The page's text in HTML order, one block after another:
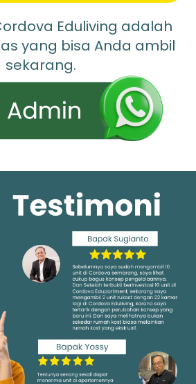
Eduliving adalah
yang bisa Anda ambil
sekarang.